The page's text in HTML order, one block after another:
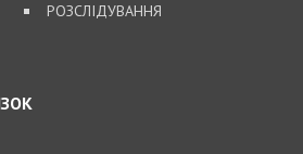
РОЗСЛІДУВАННЯ